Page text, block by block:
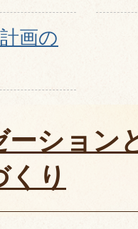
画の
ーション
り